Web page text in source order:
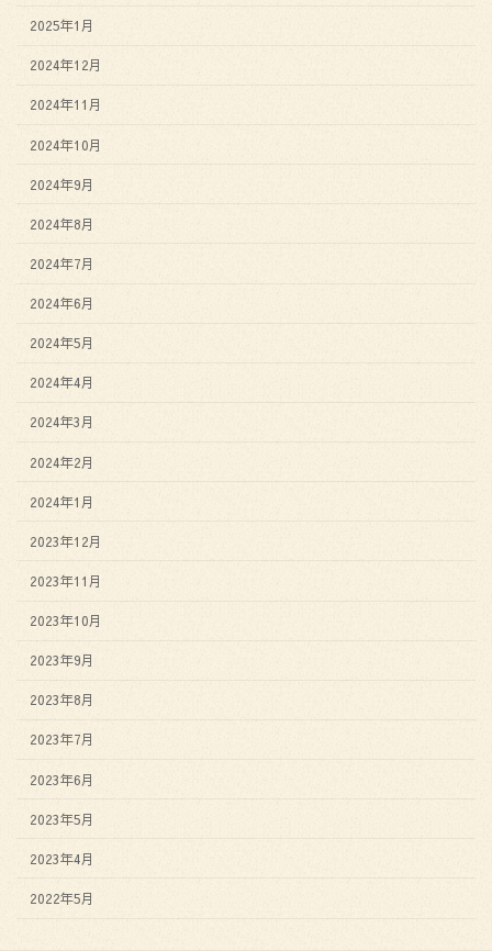
2025年1月
2024年12月
2024年11月
2024年10月
2024年9月
2024年8月
2024年7月
2024年6月
2024年5月
2024年4月
2024年3月
2024年2月
2024年1月
2023年12月
2023年11月
2023年10月
2023年9月
2023年8月
2023年7月
2023年6月
2023年5月
2023年4月
2022年5月